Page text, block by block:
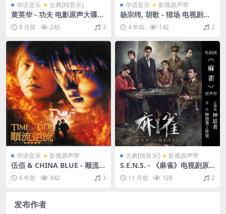
华语音乐 古典[纯音乐]
黄英华 - 功夫 电影原声大碟
[美版]（2004/CUE+WAV/整
轨/532M）
8 月前 245 3
华语音乐 影视原声带
杨宗纬, 胡歌 - 猎场 电视剧原
声带（2017/FLAC/EP分轨/3
9.3M）
4 年前 142 2
华语音乐 影视原声带
伍佰 & CHINA BLUE - 顺流逆
流电影原声带（2000/FLAC/
分轨/325M）
6 年前 942 3
古典[纯音乐] 影视原声带
S.E.N.S. - 《麻雀》电视剧原
声带 Sparrow（2019/FLAC/
分轨/191M）
11 月前 128 2
发布作者